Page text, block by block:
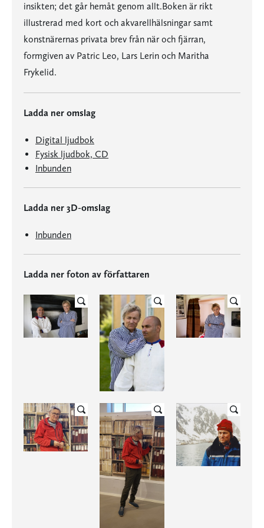
insikten; det går hemåt genom allt.Boken är rikt
illustrerad med kort och akvarellhälsningar samt
konstnärernas privata brev från när och fjärran,
formgiven av Patric Leo, Lars Lerin och Maritha
Frykelid.
Ladda ner omslag
Digital ljudbok
Fysisk ljudbok, CD
Inbunden
Ladda ner 3D-omslag
Inbunden
Ladda ner foton av författaren